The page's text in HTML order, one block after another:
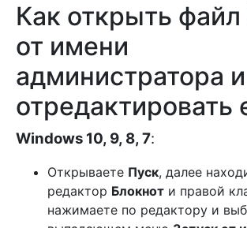
Как открыть
от имени
администратора и
отредактировать
Windows 10, 9, 8, 7:
Открываете Пуск, далее
редактор Блокнот и правой
нажимаете по редактору и